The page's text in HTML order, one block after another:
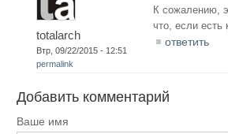
totalarch
Втр, 09/22/2015 - 12:51
permalink
К сожалению,
что, если есть
ответить
Добавить комментарий
Ваше имя